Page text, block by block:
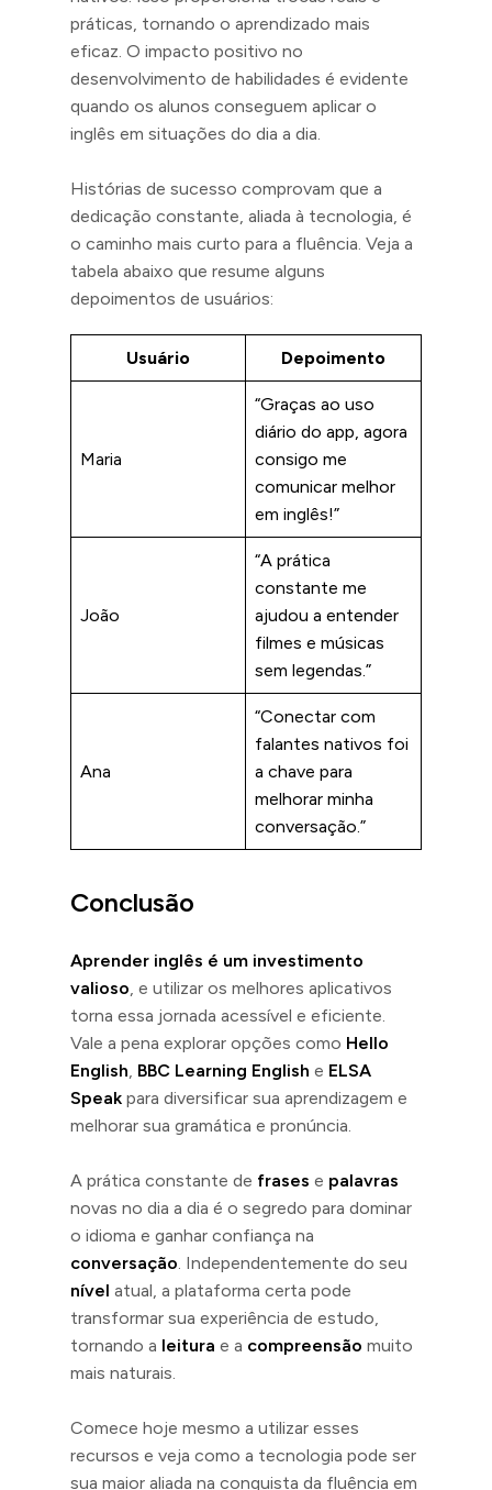
práticas, tornando o aprendizado mais
eficaz. O impacto positivo no
desenvolvimento de habilidades é evidente
quando os alunos conseguem aplicar o
inglês em situações do dia a dia.
Histórias de sucesso comprovam que a
dedicação constante, aliada à tecnologia, é
o caminho mais curto para a fluência. Veja a
tabela abaixo que resume alguns
depoimentos de usuários:
Usuário Depoimento
Maria
“Graças ao uso
diário do app, agora
consigo me
comunicar melhor
em inglês!”
João
“A prática
constante me
ajudou a entender
filmes e músicas
sem legendas.”
Ana
“Conectar com
falantes nativos foi
a chave para
melhorar minha
conversação.”
Conclusão
Aprender inglês é um investimento
valioso , e utilizar os melhores aplicativos
torna essa jornada acessível e eficiente.
Vale a pena explorar opções como Hello
English BBC Learning English e ELSA
Speak para diversificar sua aprendizagem e
melhorar sua gramática e pronúncia.
A prática constante de frases e palavras
novas no dia a dia é o segredo para dominar
o idioma e ganhar confiança na
conversação . Independentemente do seu
nível atual, a plataforma certa pode
transformar sua experiência de estudo,
tornando a leitura e a compreensão muito
mais naturais.
Comece hoje mesmo a utilizar esses
recursos e veja como a tecnologia pode ser
sua maior aliada na conquista da fluência em